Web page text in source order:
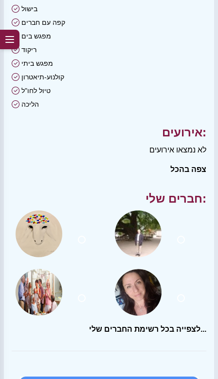
בישול
קפה עם חברים
מפגש בים
ריקוד
מפגש ביתי
קולנוע-תיאטרון
טיול לחו"ל
הליכה
אירועים:
לא נמצאו אירועים
צפה בהכל
חברים שלי:
לצפייה בכל רשימת החברים שלי...